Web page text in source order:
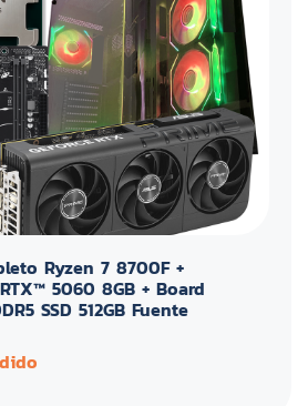
Ryzen 7 8700F +
5060 8GB + Board
SSD 512GB Fuente